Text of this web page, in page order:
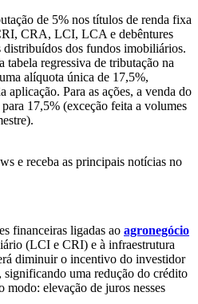
de 5% nos títulos de renda fixa
CRA, LCI, LCA e debêntures
dos fundos imobiliários.
tabela regressiva de tributação na
alíquota única de 17,5%,
aplicação. Para as ações, a venda do
17,5% (exceção feita a volumes
e receba as principais notícias no
financeiras ligadas ao agronegócio
(LCI e CRI) e à infraestrutura
diminuir o incentivo do investidor
significando uma redução do crédito
modo: elevação de juros nesses